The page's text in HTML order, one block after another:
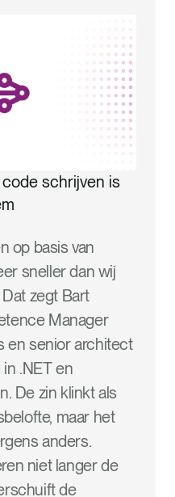
schrijven is
op basis van
sneller dan wij
zegt Bart
Manager
en senior architect
.NET en
De zin klinkt als
maar het
anders.
niet langer de
de